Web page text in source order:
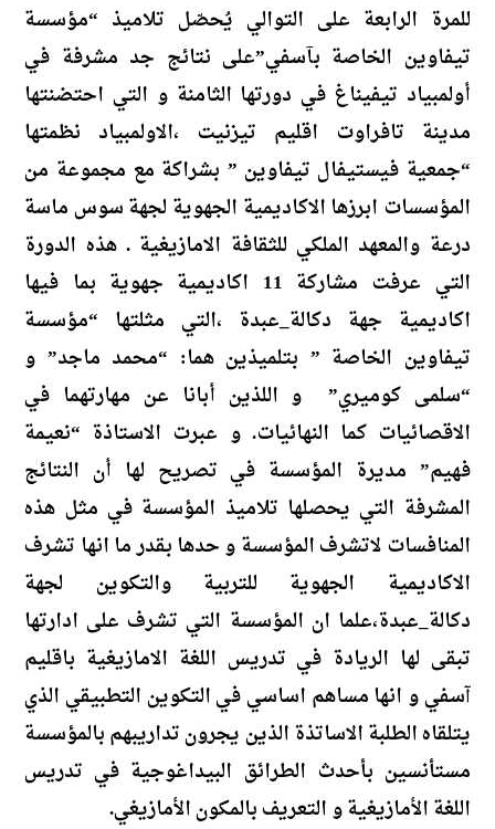
للمرة الرابعة على التوالي يُحصّل تلاميذ “مؤسسة
تيفاوين الخاصة بآسفي”على نتائج جد مشرفة في
أولمبياد تيفيناغ في دورتها الثامنة و التي احتضنتها
مدينة تافراوت اقليم تيزنيت ،الاولمبياد نظمتها
“جمعية فيستيفال تيفاوين ” بشراكة مع مجموعة من
المؤسسات ابرزها الاكاديمية الجهوية لجهة سوس ماسة
درعة والمعهد الملكي للثقافة الامازيغية . هذه الدورة
التي عرفت مشاركة 11 اكاديمية جهوية بما فيها
اكاديمية جهة دكالة_عبدة ،التي مثلتها “مؤسسة
تيفاوين الخاصة ” بتلميذين هما: “محمد ماجد” و
“سلمى كوميري” و اللذين أبانا عن مهارتهما في
الاقصائيات كما النهائيات. و عبرت الاستاذة “نعيمة
فهيم” مديرة المؤسسة في تصريح لها أن النتائج
المشرفة التي يحصلها تلاميذ المؤسسة في مثل هذه
المنافسات لاتشرف المؤسسة و حدها بقدر ما انها تشرف
الاكاديمية الجهوية للتربية والتكوين لجهة
دكالة_عبدة،علما ان المؤسسة التي تشرف على ادارتها
تبقى لها الريادة في تدريس اللغة الامازيغية باقليم
آسفي و انها مساهم اساسي في التكوين التطبيقي الذي
يتلقاه الطلبة الاساتذة الذين يجرون تداريبهم بالمؤسسة
مستأنسين بأحدث الطرائق البيداغوجية في تدريس
اللغة الأمازيغية و التعريف بالمكون الأمازيغي.